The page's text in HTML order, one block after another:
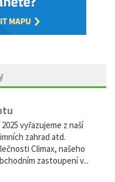
vyřazujeme z naší
zahrad atd.
Climax, našeho
zastoupení v...